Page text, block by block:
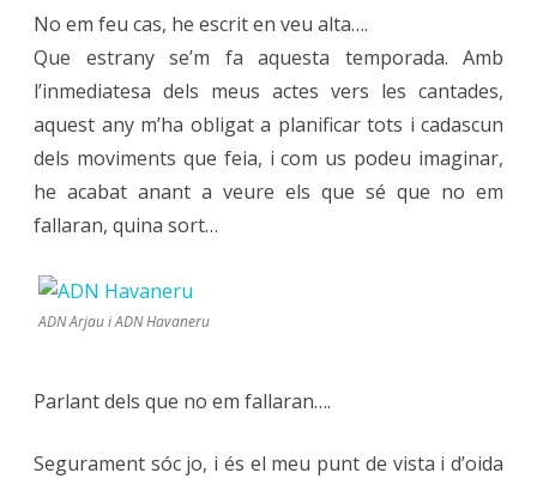
i
taps
No em feu cas, he escrit en veu alta….
Que estrany se’m fa aquesta temporada. Amb
l’inmediatesa dels meus actes vers les cantades,
aquest any m’ha obligat a planificar tots i cadascun
dels moviments que feia, i com us podeu imaginar,
he acabat anant a veure els que sé que no em
fallaran, quina sort…
ADN Arjau i ADN Havaneru
Parlant dels que no em fallaran….
Segurament sóc jo, i és el meu punt de vista i d’oida